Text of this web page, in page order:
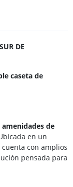
DE
caseta de
de
en un
cuenta con amplios
pensada para